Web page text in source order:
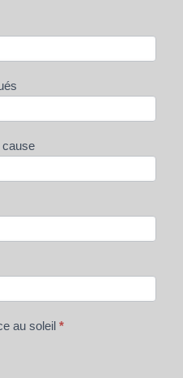
cause
au soleil *